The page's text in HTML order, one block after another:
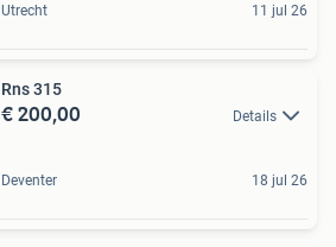
Utrecht 11 jul 26
Rns 315
€ 200,00 Details
Deventer 18 jul 26